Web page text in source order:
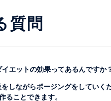
質問
エットの効果ってあるんですか
しながらポージングをしていく
ることできます。